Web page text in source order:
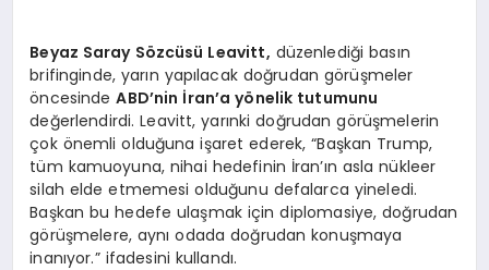
Beyaz Saray Sözcüsü Leavitt, düzenlediği basın
brifinginde, yarın yapılacak doğrudan görüşmeler
öncesindeABD’nin İran’a yönelik tutumunu
değerlendirdi. Leavitt, yarınki doğrudan görüşmelerin
çok önemli olduğuna işaret ederek, “Başkan Trump,
tüm kamuoyuna, nihai hedefinin İran’ın asla nükleer
silah elde etmemesi olduğunu defalarca yineledi.
Başkan bu hedefe ulaşmak için diplomasiye, doğrudan
görüşmelere, aynı odada doğrudan konuşmaya
inanıyor.” ifadesini kullandı.